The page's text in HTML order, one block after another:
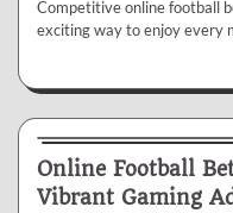
Competitive online football
exciting way to enjoy every
Online Football
Vibrant Gaming